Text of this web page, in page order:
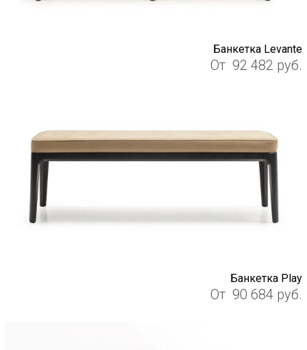
Банкетка Levante
От 92 482 руб.
Банкетка Play
От 90 684 руб.